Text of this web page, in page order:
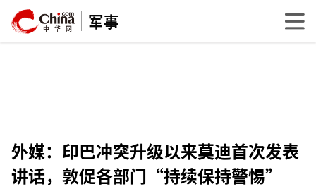
军事
外媒：印巴冲突升级以来莫迪首次发表
讲话，敦促各部门“持续保持警惕”